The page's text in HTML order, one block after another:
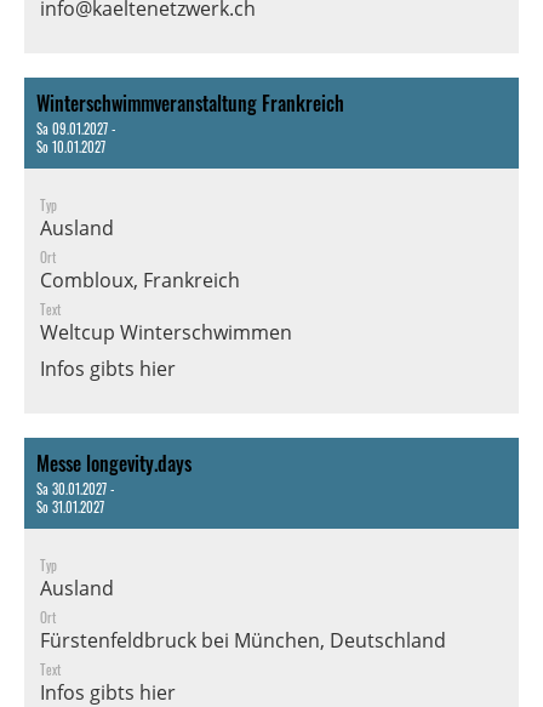
info@kaeltenetzwerk.ch
Winterschwimmveranstaltung Frankreich
Sa 09.01.2027 -
So 10.01.2027
Typ
Ausland
Ort
Combloux, Frankreich
Text
Weltcup Winterschwimmen
Infos gibts hier
Messe longevity.days
Sa 30.01.2027 -
So 31.01.2027
Typ
Ausland
Ort
Fürstenfeldbruck bei München, Deutschland
Text
Infos gibts hier